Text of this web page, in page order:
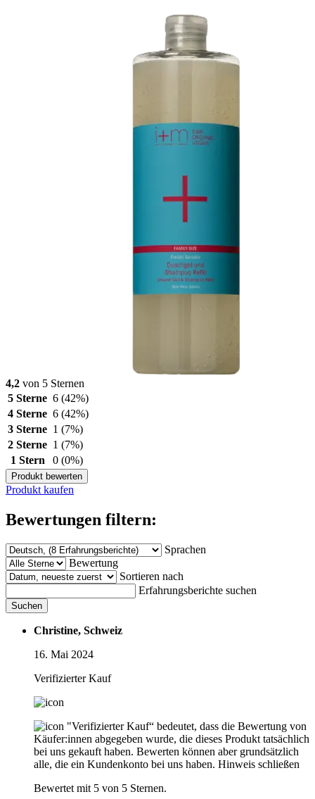
4,2 von 5 Sternen
5 Sterne 6 (42%)
4 Sterne 6 (42%)
3 Sterne 1 (7%)
2 Sterne 1 (7%)
1 Stern
0 (0%)
Produkt bewerten
Produkt kaufen
Bewertungen filtern:
Sprachen
Bewertung
Sortieren nach
Erfahrungsberichte suchen
Suchen
Christine, Schweiz
16. Mai 2024
Verifizierter Kauf
"Verifizierter Kauf“ bedeutet, dass die Bewertung von
Käufer:innen abgegeben wurde, die dieses Produkt tatsächlich
bei uns gekauft haben. Bewerten können aber grundsätzlich
alle, die ein Kundenkonto bei uns haben. Hinweis schließen
Bewertet mit 5 von 5 Sternen.